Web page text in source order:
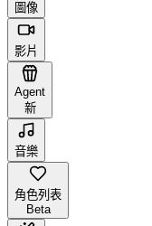
圖像
影片
Agent
新
音樂
角色列表
Beta